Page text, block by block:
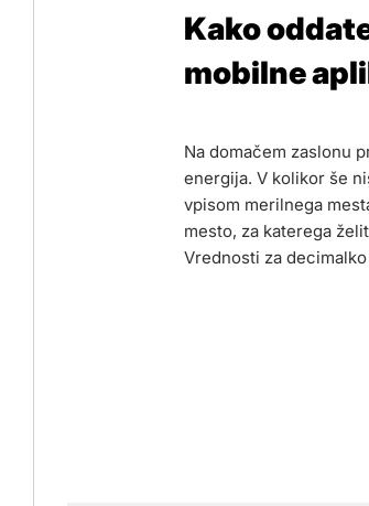
Kako
mobilne
Na domačem zaslonu
energija. V kolikor še
vpisom merilnega
mesto, za katerega
Vrednosti za